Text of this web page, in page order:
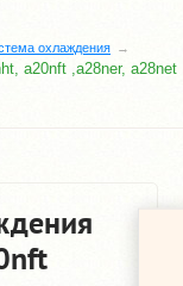
охлаждения
a20nft ,a28ner, a28net